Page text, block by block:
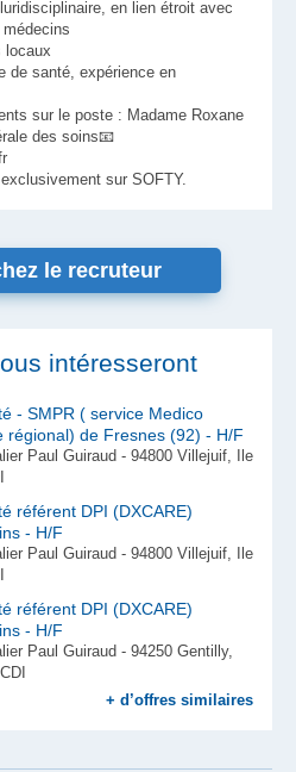
en lien étroit avec
locaux
de santé, expérience en
sur le poste : Madame Roxane
des soins📧
sur SOFTY.
le recruteur
intéresseront
- SMPR ( service Medico
régional) de Fresnes (92) - H/F
Paul Guiraud - 94800 Villejuif, Ile
référent DPI (DXCARE)
- H/F
Paul Guiraud - 94800 Villejuif, Ile
référent DPI (DXCARE)
- H/F
Paul Guiraud - 94250 Gentilly,
+ d’offres similaires